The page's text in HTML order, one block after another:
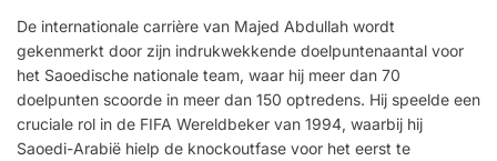
De internationale carrière van Majed Abdullah wordt
gekenmerkt door zijn indrukwekkende doelpuntenaantal voor
het Saoedische nationale team, waar hij meer dan 70
doelpunten scoorde in meer dan 150 optredens. Hij speelde een
cruciale rol in de FIFA Wereldbeker van 1994, waarbij hij
Saoedi-Arabië hielp de knockoutfase voor het eerst te